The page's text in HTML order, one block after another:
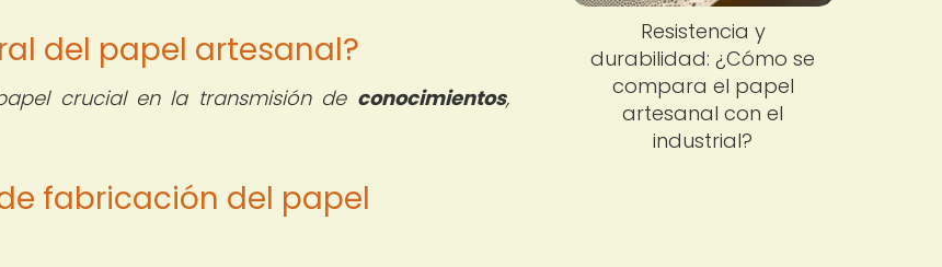
del papel artesanal?
crucial en la transmisión de conocimientos,
fabricación del papel
Resistencia y
durabilidad: ¿Cómo se
compara el papel
artesanal con el
industrial?